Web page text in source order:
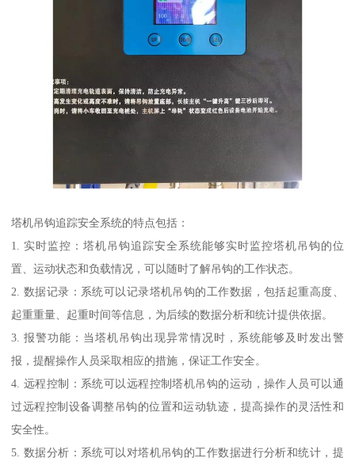
塔机吊钩追踪安全系统的特点包括：
1. 实时监控：塔机吊钩追踪安全系统能够实时监控塔机吊钩的位
置、运动状态和负载情况，可以随时了解吊钩的工作状态。
2. 数据记录：系统可以记录塔机吊钩的工作数据，包括起重高度、
起重重量、起重时间等信息，为后续的数据分析和统计提供依据。
3. 报警功能：当塔机吊钩出现异常情况时，系统能够及时发出警
报，提醒操作人员采取相应的措施，保证工作安全。
4. 远程控制：系统可以远程控制塔机吊钩的运动，操作人员可以通
过远程控制设备调整吊钩的位置和运动轨迹，提高操作的灵活性和
安全性。
5. 数据分析：系统可以对塔机吊钩的工作数据进行分析和统计，提